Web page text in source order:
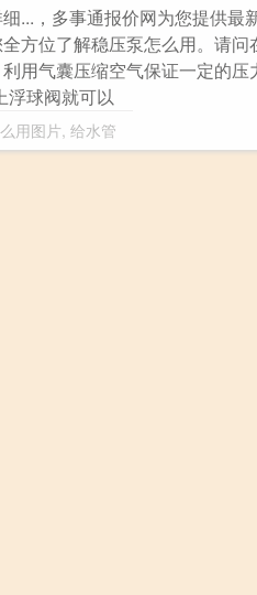
...，多事通报价网为您提供最
方位了解稳压泵怎么用。请问
用气囊压缩空气保证一定的压
浮球阀就可以
用图片, 给水管